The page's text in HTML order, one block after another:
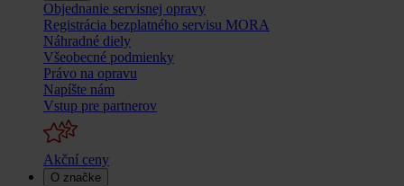
Objednanie servisnej opravy
Registrácia bezplatného servisu MORA
Náhradné diely
Všeobecné podmienky
Právo na opravu
Napíšte nám
Vstup pre partnerov
Akční ceny
O značke